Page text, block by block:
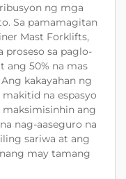
ng mga
Sa pamamagitan
Mast Forklifts,
proseso sa paglo-
ang 50% na mas
kakayahan ng
na espasyo
maksimisinhin ang
nag-aaseguro na
sariwa at ang
may tamang